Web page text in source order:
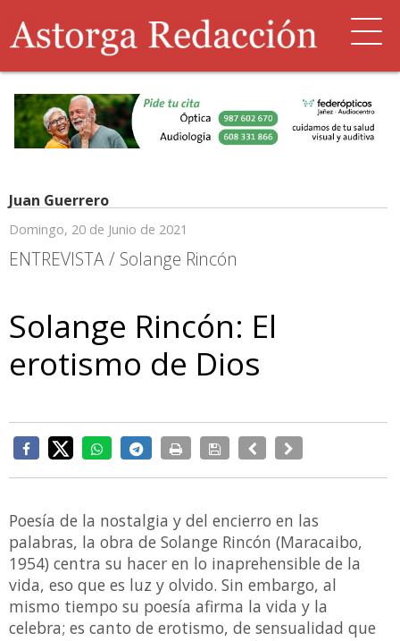
Juan Guerrero
Domingo, 20 de Junio de 2021
ENTREVISTA / Solange Rincón
Solange Rincón: El
erotismo de Dios
Poesía de la nostalgia y del encierro en las
palabras, la obra de Solange Rincón (Maracaibo,
1954) centra su hacer en lo inaprehensible de la
vida, eso que es luz y olvido. Sin embargo, al
mismo tiempo su poesía afirma la vida y la
celebra; es canto de erotismo, de sensualidad que